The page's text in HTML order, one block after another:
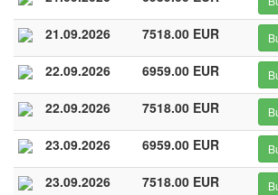
21.09.2026 7518.00 EUR
22.09.2026 6959.00 EUR
22.09.2026 7518.00 EUR
23.09.2026 6959.00 EUR
23.09.2026 7518.00 EUR